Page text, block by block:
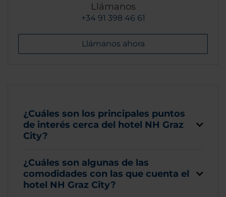
Llámanos
+34 91 398 46 61
Llámanos ahora
¿Cuáles son los principales puntos
de interés cerca del hotel NH Graz
City?
¿Cuáles son algunas de las
comodidades con las que cuenta el
hotel NH Graz City?